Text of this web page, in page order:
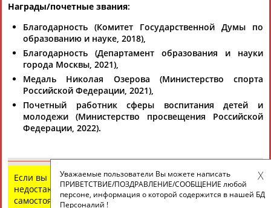
Вопросы сотрудничества и совместной деятельностиinform@infosport.ru
Разработка и поддержка ООО НАИТ «Стадион»
Адресов в новостной рассылке: 996
Подпишись
Награды/почетные звания:
Благодарность (Комитет Государственной Думы по
образованию и науке, 2018),
Благодарность (Департамент образования и науки
города Москвы, 2021),
Медаль Николая Озерова (Министерство спорта
Российской Федерации, 2021),
Почетный работник сферы воспитания детей и
молодежи (Министерство просвещения Российской
Федерации, 2022).
Если вы нашли ошибку в данных или имеете
недостающую информацию, внесите изменения
самостоятельно
Уважаемые пользователи Вы можете написать
ПРИВЕТСТВИЕ/ПОЗДРАВЛЕНИЕ/СООБЩЕНИЕ любой
персоне, информация о которой содержится в нашей БД
Персоналий !